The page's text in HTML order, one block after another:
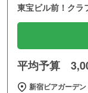
東宝ビル前！クラ
平均予算
新宿ビアガーデ